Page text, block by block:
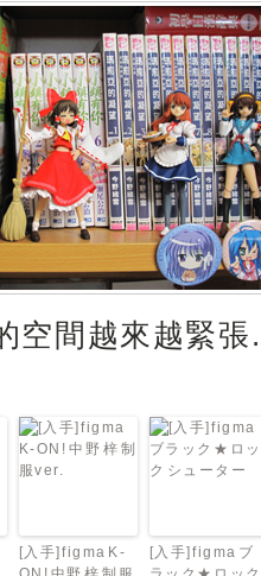
空間越來越緊
[入手]figma K-
[入手]figma ブ